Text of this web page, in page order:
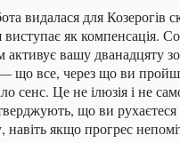
видалася для Козерогів
виступає як компенсація.
вашу дванадцяту
— що все, через що ви
сенс. Це не ілюзія і не
що ви
навіть якщо прогрес